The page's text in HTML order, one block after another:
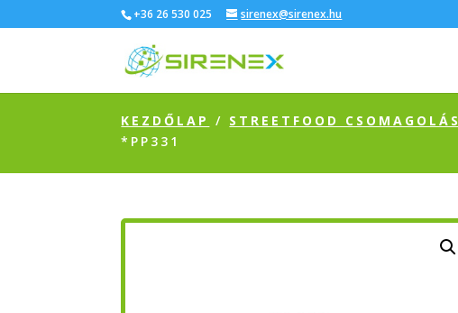
+36 26 530 025 sirenex@sirenex.hu
KEZDŐLAP / STREETFOOD CSOMAGOLÁS
*PP331